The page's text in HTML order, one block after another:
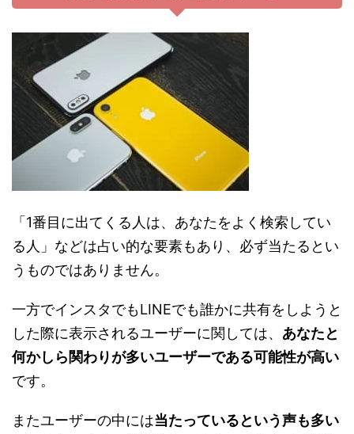
「1番目に出てくる人は、あなたをよく検索してい
る人」などは占い的な要素もあり、必ず当たるとい
うものではありません。
一方でインスタでもLINEでも誰かに共有をしようと
した際に表示されるユーザーに関しては、 あなたと
何かしら関わりが多いユーザーである可能性が高い
です。
またユーザーの中には当たっているという声も多い